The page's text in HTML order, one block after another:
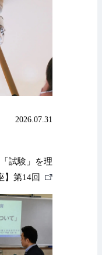
試験」を理
】第14回
外
部
2026.07.31